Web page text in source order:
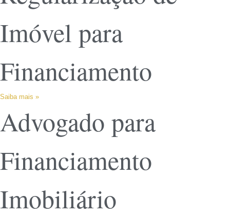
Imóvel para
Financiamento
Saiba mais »
Advogado para
Financiamento
Imobiliário